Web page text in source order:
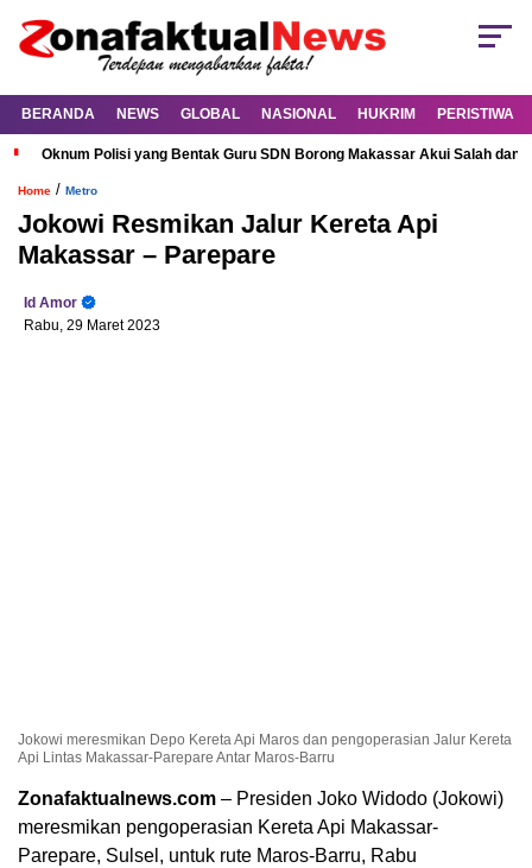
BERANDA NEWS GLOBAL NASIONAL HUKRIM PERISTIWA
Oknum Polisi yang Bentak Guru SDN Borong Makassar Akui Salah dan
Home / Metro
Jokowi Resmikan Jalur Kereta Api
Makassar – Parepare
Id Amor
Rabu, 29 Maret 2023
Jokowi meresmikan Depo Kereta Api Maros dan pengoperasian Jalur Kereta
Api Lintas Makassar-Parepare Antar Maros-Barru
Zonafaktualnews.com – Presiden Joko Widodo (Jokowi)
meresmikan pengoperasian Kereta Api Makassar-
Parepare, Sulsel, untuk rute Maros-Barru, Rabu